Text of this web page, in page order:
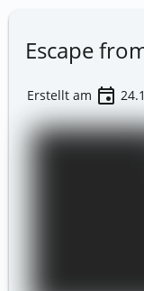
Escape
Erstellt am event